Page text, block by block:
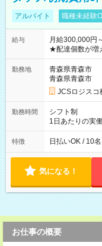
アルバイト 職種未経験
給与
月給300,000円
★配達個数が増
ど！ ・主要都市エリア 月収55万円／週5日稼働 月収65万~112
万円／週6日稼働 ・地方郊外エリア 月収40万円／週5日稼働 月
収40万円~50万円／週6日稼働 ＜
円 (27歳男性/江
(日休み) ■月収80万円(43歳男性/墨田区在住)※元営業 1日200個
勤務地
青森県青森市
青森県青森市
JCSロジスコ
勤務時間
シフト制
1日あたりの実
働8時間） ※週
によって時間外
特徴 日払いOK / 10
気になる！
お仕事の概要